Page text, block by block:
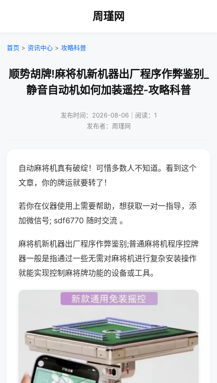
周瑾网
首页 > 资讯中心 > 攻略科普
顺势胡牌!麻将机新机器出厂程序作弊鉴别_
静音自动机如何加装遥控-攻略科普
发布时间：2026-08-06｜阅读：1
发布者：周瑾网
自动麻将机真有破绽！可惜多数人不知道。看到这个
文章，你的牌运就要转了！
若你在仪器使用上需要帮助，想获取一对一指导，添
加微信号; sdf6770 随时交流 。
麻将机新机器出厂程序作弊鉴别;普通麻将机程序控牌
器一般是指通过一些无需对麻将机进行复杂安装操作
就能实现控制麻将牌功能的设备或工具。